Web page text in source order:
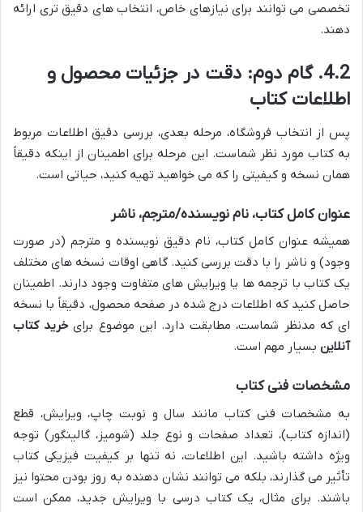
تخصصی می توانند برای نیازهای خاص، انتخاب های دقیق تری ارائه
دهند.
4.2. گام دوم: دقت در جزئیات محصول و
اطلاعات کتاب
پس از انتخاب فروشگاه، مرحله بعدی، بررسی دقیق اطلاعات مربوط
به کتاب مورد نظر شماست. این مرحله برای اطمینان از اینکه دقیقاً
همان نسخه و کیفیتی را که می خواهید تهیه کنید، حیاتی است.
عنوان کامل کتاب، نام نویسنده/مترجم، ناشر
همیشه عنوان کامل کتاب، نام دقیق نویسنده و مترجم (در صورت
وجود) و ناشر را با دقت بررسی کنید. گاهی اوقات نسخه های مختلف
یک کتاب با ترجمه ها یا ویرایش های متفاوت وجود دارند. اطمینان
حاصل کنید که اطلاعات درج شده در صفحه محصول، دقیقاً با نسخه
ای که مدنظر شماست، مطابقت دارد. این موضوع برای خرید کتاب
آنلاین بسیار مهم است.
مشخصات فنی کتاب
به مشخصات فنی کتاب مانند سال و نوبت چاپ، ویرایش، قطع
(اندازه کتاب)، تعداد صفحات و نوع جلد (شومیز، گالینگور) توجه
ویژه داشته باشید. این اطلاعات، نه تنها بر کیفیت فیزیکی کتاب
تأثیر می گذارند، بلکه می توانند نشان دهنده به روز بودن محتوا نیز
باشند. برای مثال، یک کتاب درسی با ویرایش جدید، ممکن است